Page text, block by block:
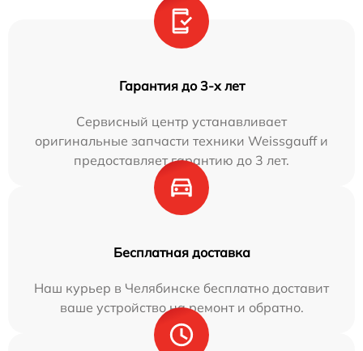
Гарантия до 3-х лет
Сервисный центр устанавливает
оригинальные запчасти техники Weissgauff и
предоставляет гарантию до 3 лет.
Бесплатная доставка
Наш курьер в Челябинске бесплатно доставит
ваше устройство на ремонт и обратно.